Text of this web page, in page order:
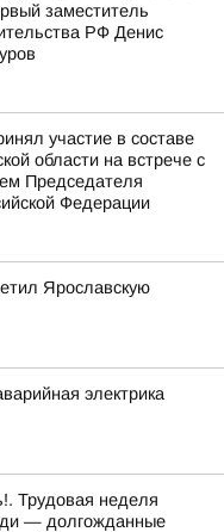
заместитель
РФ Денис
участие в составе
области на встрече с
Председателя
Федерации
Ярославскую
электрика
Трудовая неделя
— долгожданные